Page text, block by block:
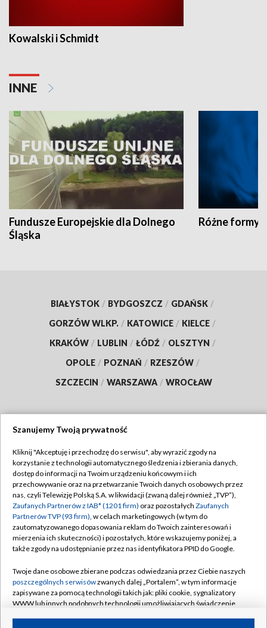
Kowalski i Schmidt
INNE
Fundusze Europejskie dla Dolnego
Śląska
Różne formy
BIAŁYSTOK / BYDGOSZCZ / GDAŃSK /
GORZÓW WLKP. / KATOWICE / KIELCE /
KRAKÓW / LUBLIN / ŁÓDŹ / OLSZTYN /
OPOLE / POZNAŃ / RZESZÓW /
SZCZECIN / WARSZAWA / WROCŁAW
TVP
Abonament TVP
Emisja w TVP
Centrum informacji TVP
Naziemna Telewizja Cyfrowa
Rada Programowa
System NOS
Informacje o nadawcy
Regulamin TVP
Polityka prywatności
Moje zgody
Pomoc
Kontakt
Kanały
Szanujemy Twoją prywatność
Kliknij "Akceptuję i przechodzę do serwisu", aby wyrazić zgody na
korzystanie z technologii automatycznego śledzenia i zbierania danych,
dostęp do informacji na Twoim urządzeniu końcowym i ich
przechowywanie oraz na przetwarzanie Twoich danych osobowych przez
nas, czyli Telewizję Polską S.A. w likwidacji (zwaną dalej również „TVP”),
Zaufanych Partnerów z IAB* (1201 firm) oraz pozostałych Zaufanych
Partnerów TVP (93 firm), w celach marketingowych (w tym do
zautomatyzowanego dopasowania reklam do Twoich zainteresowań i
mierzenia ich skuteczności) i pozostałych, które wskazujemy poniżej, a
także zgody na udostępnianie przez nas identyfikatora PPID do Google.
Twoje dane osobowe zbierane podczas odwiedzania przez Ciebie naszych
poszczególnych serwisówzwanych dalej „Portalem”, w tym informacje
zapisywane za pomocą technologii takich jak: pliki cookie, sygnalizatory
WWW lub innych podobnych technologii umożliwiających świadczenie